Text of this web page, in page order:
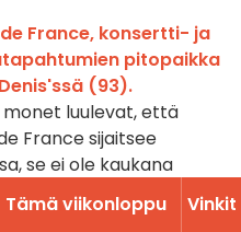
France, konsertti- ja
pitopaikka
(93).
monet luulevat, että
France sijaitsee
se ei ole kaukana
vaan sijaitsee
Valtavan
Tämä viikonloppu Vinkit